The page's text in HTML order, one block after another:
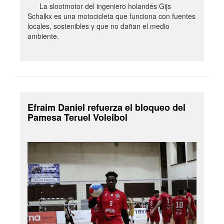
La slootmotor del ingeniero holandés Gijs
Schalkx es una motocicleta que funciona con fuentes
locales, sostenibles y que no dañan el medio
ambiente.
Efraim Daniel refuerza el bloqueo del
Pamesa Teruel Voleibol